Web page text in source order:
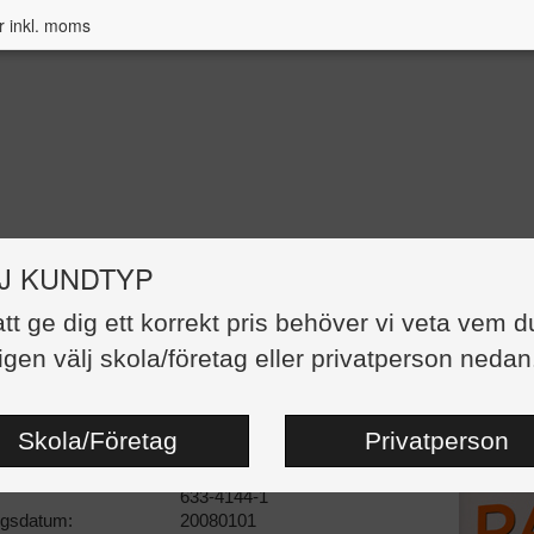
KUNDTYP
ge dig ett korrekt pris behöver vi veta vem
välj skola/företag eller privatperson
Skola/Företag Privatperson
inkl. moms
Den enkla vägen till
bilder
48
633-4144-1
20080101